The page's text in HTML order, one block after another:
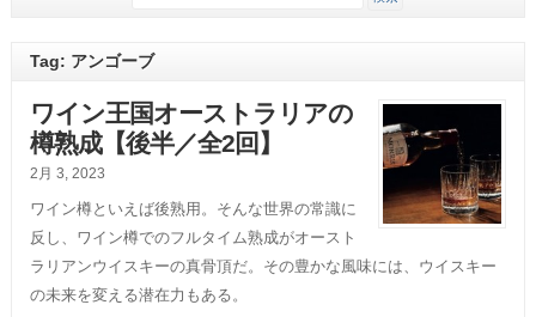
Tag: アンゴーブ
ワイン王国オーストラリアの
樽熟成【後半／全2回】
2月 3, 2023
ワイン樽といえば後熟用。そんな世界の常識に
反し、ワイン樽でのフルタイム熟成がオースト
ラリアンウイスキーの真骨頂だ。その豊かな風味には、ウイスキー
の未来を変える潜在力もある。